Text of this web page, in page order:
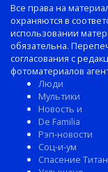
Все права на
охраняются в
использовании
обязательна.
согласования с
фотоматериалов
Люди
Мультики
Новость и
De Familia
Рэп-новости
Соц-и-ум
Спасение